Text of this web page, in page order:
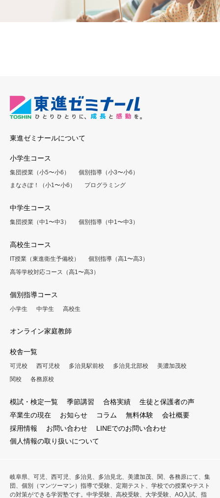
東進ゼミナールについて
小学生コース
集団授業（小5〜小6）
個別指導（小3〜小6）
まなさぽ！（小1〜小6）
プログラミング
中学生コース
集団授業（中1〜中3） 個別指導（中1〜中3）
高校生コース
IT授業（東進衛生予備校）
個別指導（高1〜高3）
高等学校対応コース（高1〜高3）
個別指導コース
小学生 中学生 高校生
オンライン家庭教師
校舎一覧
可児校 西可児校 多治見駅前校 多治見北部校
美濃加茂校
関校
各務原校
模試・検定一覧 季節講習 合格実績
生徒と保護者の声
卒業生の現在
お知らせ コラム 無料体験
会社概要
採用情報
お問い合わせ
LINEでのお問い合わせ
個人情報の取り扱いについて
岐阜県、可児、西可児、多治見、多治見北、美濃加茂、関、各務原にて、集
団、個別（マンツーマン）指導で受験、定期テスト、学校での授業やテスト
の対策ができる学習塾です。中学受験、高校受験、大学受験、AO入試、指